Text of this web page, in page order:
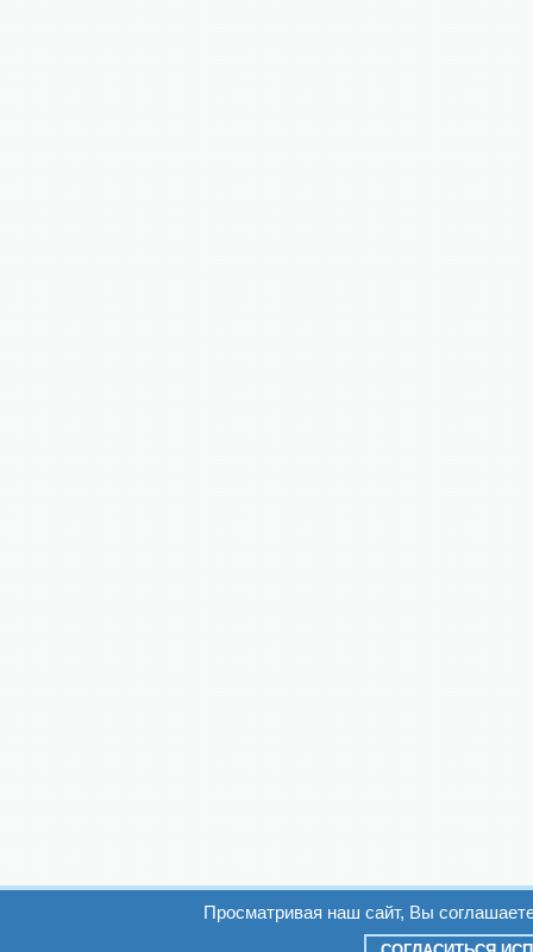
Просматривая наш сайт, Вы